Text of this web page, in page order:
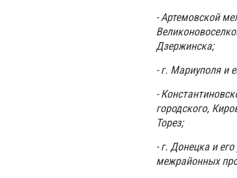
- Артемовской
Дзержинска;
- г. Мариуполя и
-
городского,
Торез;
- г. Донецка и
межрайонных